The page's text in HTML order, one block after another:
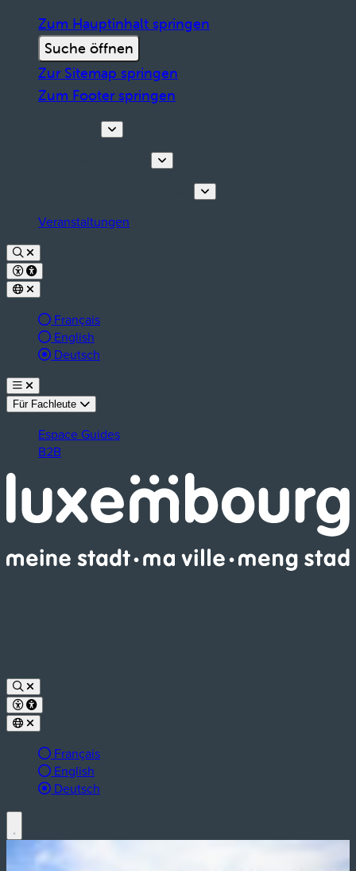
Zum Hauptinhalt springen
Suche öffnen
Zur Sitemap springen
Zum Footer springen
Veranstaltungen
Français
English
aktive Sprache:
Deutsch
Für Fachleute
Espace Guides
B2B
Français
English
aktive Sprache:
Deutsch